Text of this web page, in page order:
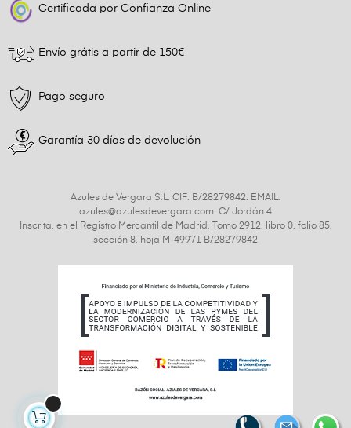
Certificada por Confianza Online
Envío grátis a partir de 150€
Pago seguro
Garantía 30 días de devolución
Azules de Vergara S.L. CIF: B/28279842. EMAIL:
azules@azulesdevergara.com. C/ Jordán 4
Inscrita, en el Registro Mercantil de Madrid, Tomo 2912, libro 0, folio 85,
sección 8, hoja M-49971 B/28279842